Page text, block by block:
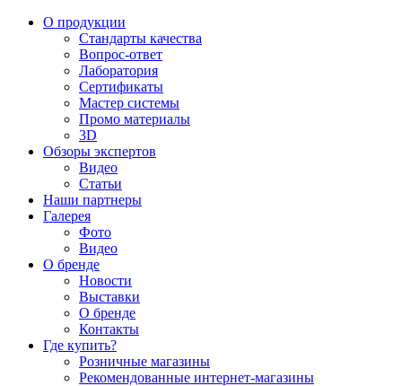
О продукции
Стандарты качества
Вопрос-ответ
Лаборатория
Сертификаты
Мастер системы
Промо материалы
3D
Обзоры экспертов
Видео
Статьи
Наши партнеры
Галерея
Фото
Видео
О бренде
Новости
Выставки
О бренде
Контакты
Где купить?
Розничные магазины
Рекомендованные интернет-магазины